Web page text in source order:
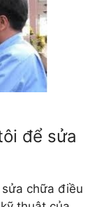
để sửa
chữa điều